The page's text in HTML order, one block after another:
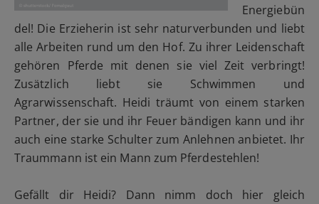
Energiebün
del! Die Erzieherin ist sehr naturverbunden und liebt
alle Arbeiten rund um den Hof. Zu ihrer Leidenschaft
gehören Pferde mit denen sie viel Zeit verbringt!
Zusätzlich liebt sie Schwimmen und
Agrarwissenschaft. Heidi träumt von einem starken
Partner, der sie und ihr Feuer bändigen kann und ihr
auch eine starke Schulter zum Anlehnen anbietet. Ihr
Traummann ist ein Mann zum Pferdestehlen!
Gefällt dir Heidi? Dann nimm doch hier gleich